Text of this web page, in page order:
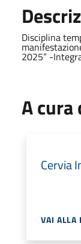
Disciplina
2025” -
A cura
Cervia
VAI ALLA